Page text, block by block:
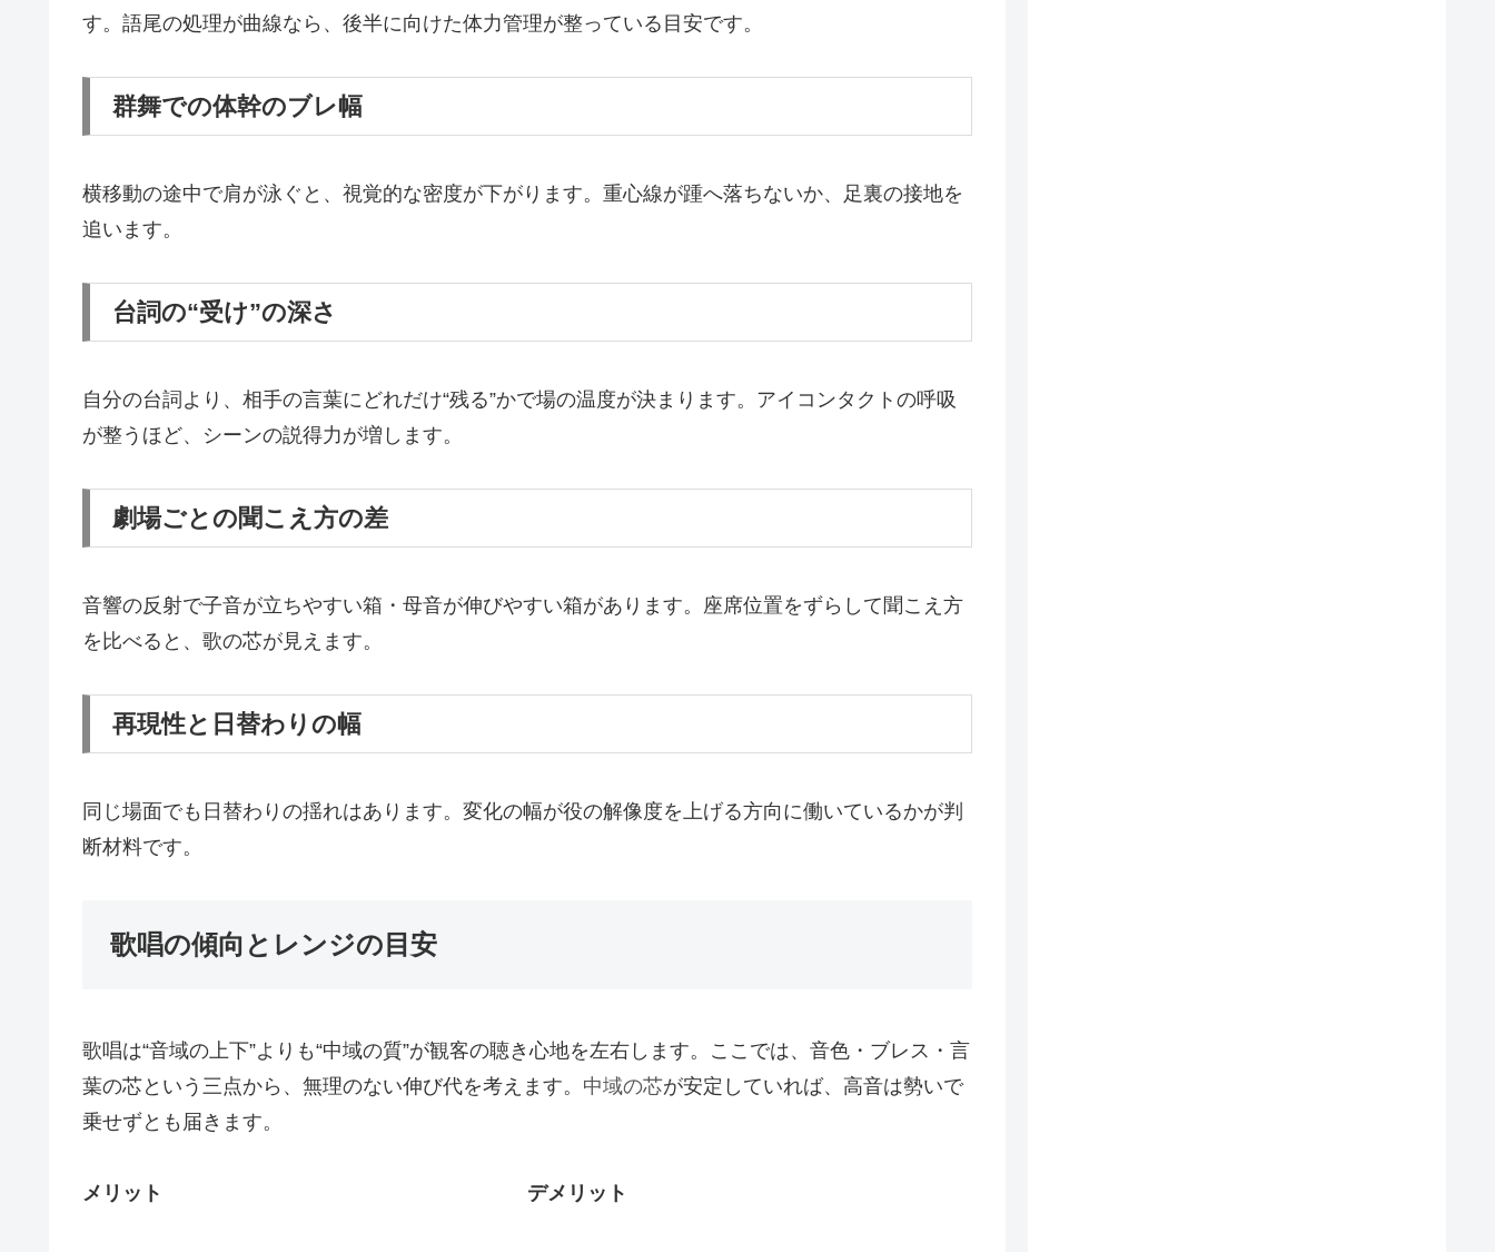
す。語尾の処理が曲線なら、後半に向けた体力管理が整っている目安です。
群舞での体幹のブレ幅
横移動の途中で肩が泳ぐと、視覚的な密度が下がります。重心線が踵へ落ちないか、足裏の接地を
追います。
台詞の“受け”の深さ
自分の台詞より、相手の言葉にどれだけ“残る”かで場の温度が決まります。アイコンタクトの呼吸
が整うほど、シーンの説得力が増します。
劇場ごとの聞こえ方の差
音響の反射で子音が立ちやすい箱・母音が伸びやすい箱があります。座席位置をずらして聞こえ方
を比べると、歌の芯が見えます。
再現性と日替わりの幅
同じ場面でも日替わりの揺れはあります。変化の幅が役の解像度を上げる方向に働いているかが判
断材料です。
歌唱の傾向とレンジの目安
歌唱は“音域の上下”よりも“中域の質”が観客の聴き心地を左右します。ここでは、音色・ブレス・言
葉の芯という三点から、無理のない伸び代を考えます。 中域の芯が安定していれば、高音は勢いで
乗せずとも届きます。
メリット デメリット